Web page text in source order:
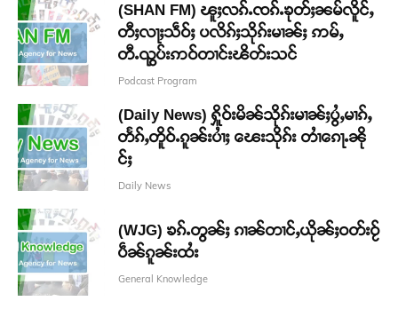
(SHAN FM) ၽူႈလၵ်ႉၸၵ်ႉၶုတ်ႈၼမ်လိူင်ႇ
တီႈလႃႈသဵဝ်ႈ ပလိၵ်ႈသိုၵ်းမၢၼ်ႈ ဢမ်ႇ
တီႉၺွပ်းဢဝ်တၢင်းၽိတ်းသင်
Podcast Program
(Daily News) ႁိူဝ်းမိၼ်သိုၵ်းမၢၼ်ႈပွႆႇမၢၵ်ႇ
တႅၵ်ႇတိူဝ်ႉၵူၼ်းပၢႆႈ ၽေးသိုၵ်း တၢႆၵေႃႉၼို
င်ႈ
Daily News
(WJG) ၶၵ်ႉတွၼ်ႈ ၵၢၼ်တၢင်ႇယိုၼ်ႈဝတ်းဝႂ်
ပဵၼ်ၵူၼ်းထႆး
General Knowledge